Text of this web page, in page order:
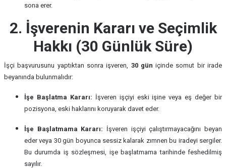
sona erer.
2. İşverenin Kararı ve Seçimlik
Hakkı (30 Günlük Süre)
İşçi başvurusunu yaptıktan sonra işveren, 30 gün içinde somut bir irade
beyanında bulunmalıdır:
İşe Başlatma Kararı: İşveren işçiyi eski işine veya eş değer bir
pozisyona, eski haklarını koruyarak davet eder.
İşe Başlatmama Kararı: İşveren işçiyi çalıştırmayacağını beyan
eder veya 30 gün boyunca sessiz kalarak zımnen bu iradeyi sergiler.
Bu durumda iş sözleşmesi, işe başlatmama tarihinde feshedilmiş
sayılır.